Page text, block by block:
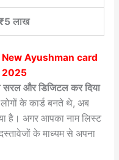
लाख
New Ayushman card
2025
सरल और डिजिटल कर दिया
के कार्ड बनते थे, अब
है। अगर आपका नाम लिस्ट
के माध्यम से अपना